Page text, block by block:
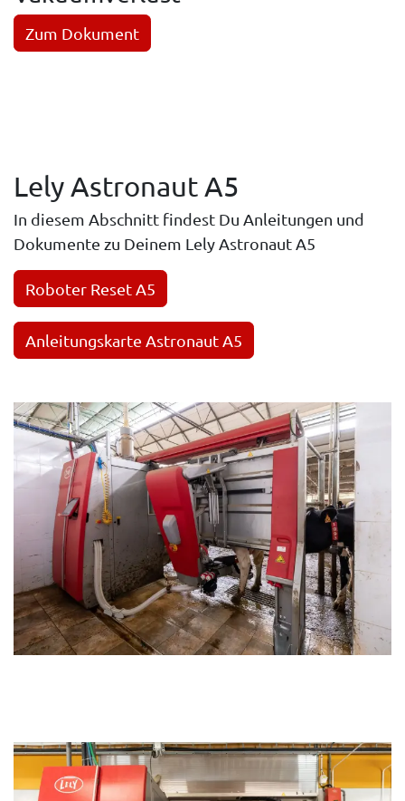
Zum Dokument
Lely Astronaut A5
In diesem Abschnitt findest Du Anleitungen und
Dokumente zu Deinem Lely Astronaut A5
Roboter Reset A5
Anleitungskarte Astronaut A5